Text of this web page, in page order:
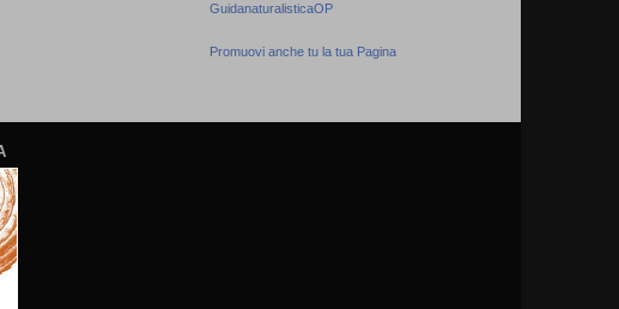
GuidanaturalisticaOP
Promuovi anche tu la tua Pagina